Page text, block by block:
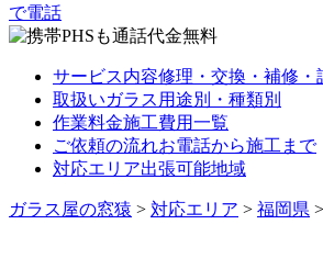
で電話
サービス内容修理・交換・補修・
取扱いガラス 用途別・種類別
作業料金施工費用一覧
ご依頼の流れお電話から施工まで
対応エリア出張可能地域
ガラス屋の窓猿 > 対応エリア > 福岡県 >